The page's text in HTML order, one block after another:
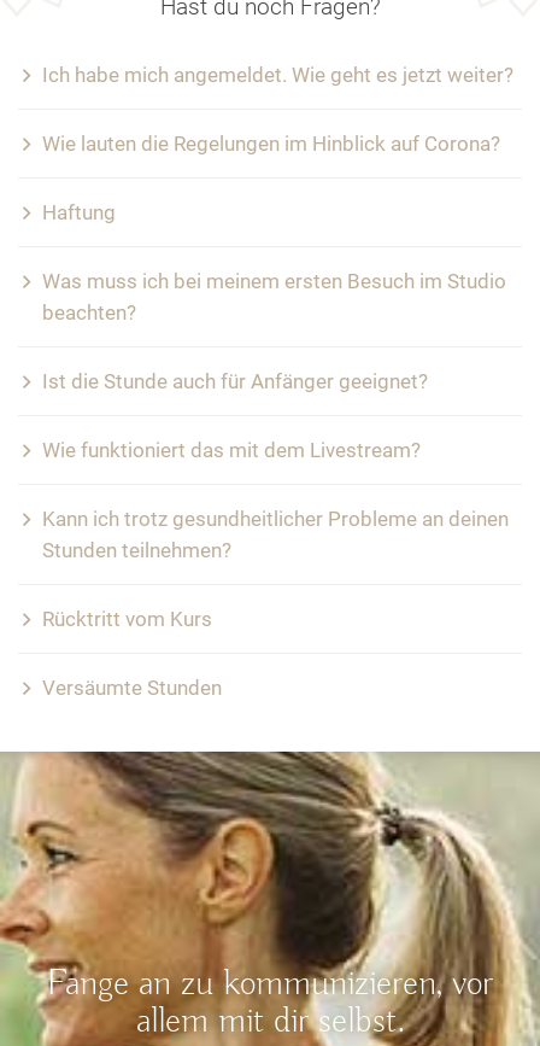
Hast du noch Fragen?
Ich habe mich angemeldet. Wie geht es jetzt weiter?
Wie lauten die Regelungen im Hinblick auf Corona?
Haftung
Was muss ich bei meinem ersten Besuch im Studio
beachten?
Ist die Stunde auch für Anfänger geeignet?
Wie funktioniert das mit dem Livestream?
Kann ich trotz gesundheitlicher Probleme an deinen
Stunden teilnehmen?
Rücktritt vom Kurs
Versäumte Stunden
Fange an zu kommunizieren, vor
allem mit dir selbst.